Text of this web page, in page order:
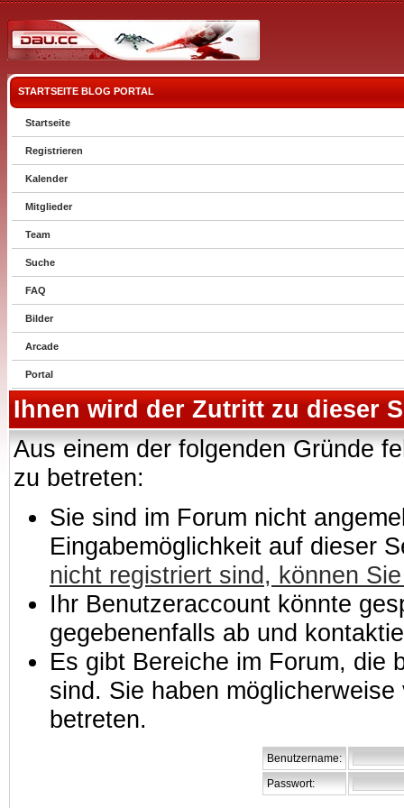
STARTSEITE BLOG PORTAL
Startseite
Registrieren
Kalender
Mitglieder
Team
Suche
FAQ
Bilder
Arcade
Portal
Ihnen wird der Zutritt zu dieser
Aus einem der folgenden Gründe
zu betreten:
Sie sind im Forum nicht
Eingabemöglichkeit auf dieser
nicht registriert sind, können
Ihr Benutzeraccount könnte
gegebenenfalls ab und
Es gibt Bereiche im Forum, die
sind. Sie haben
betreten.
Benutzername:
Passwort: